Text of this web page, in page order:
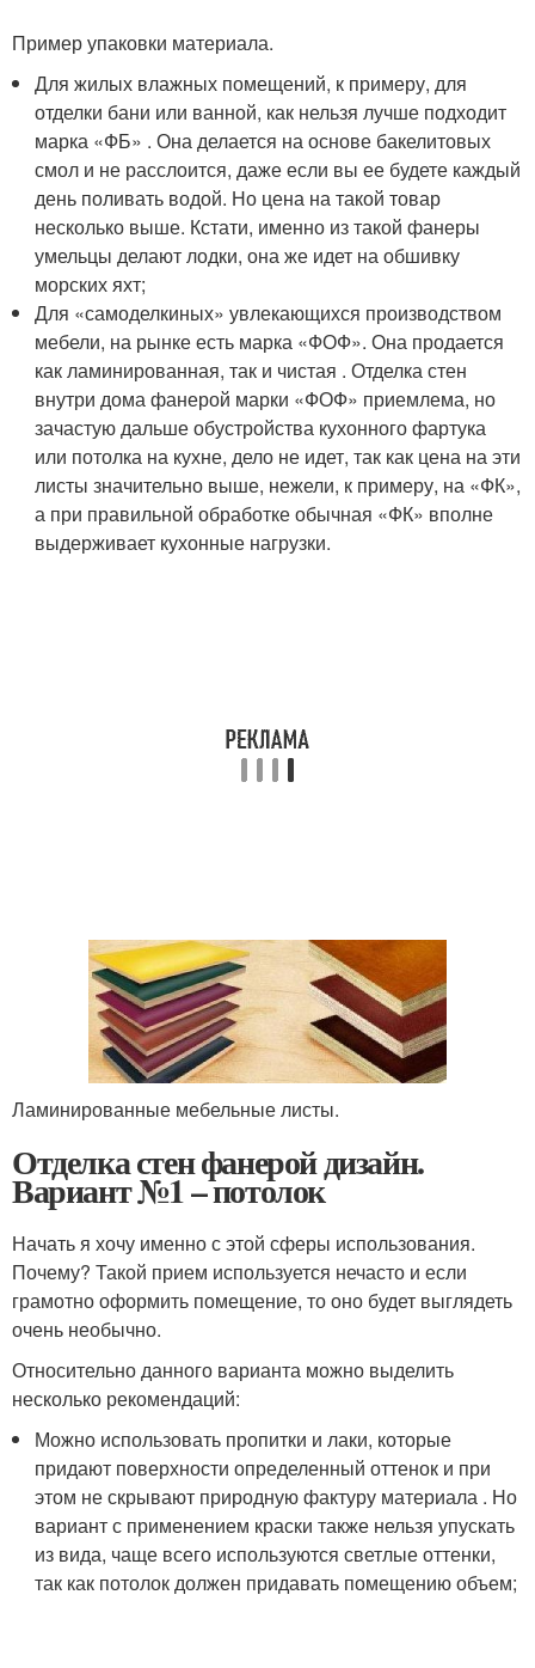
Пример упаковки материала.
Для жилых влажных помещений, к примеру, для
отделки бани или ванной, как нельзя лучше подходит
марка «ФБ» . Она делается на основе бакелитовых
смол и не расслоится, даже если вы ее будете каждый
день поливать водой. Но цена на такой товар
несколько выше. Кстати, именно из такой фанеры
умельцы делают лодки, она же идет на обшивку
морских яхт;
Для «самоделкиных» увлекающихся производством
мебели, на рынке есть марка «ФОФ». Она продается
как ламинированная, так и чистая . Отделка стен
внутри дома фанерой марки «ФОФ» приемлема, но
зачастую дальше обустройства кухонного фартука
или потолка на кухне, дело не идет, так как цена на эти
листы значительно выше, нежели, к примеру, на «ФК»,
а при правильной обработке обычная «ФК» вполне
выдерживает кухонные нагрузки.
Ламинированные мебельные листы.
Отделка стен фанерой дизайн.
Вариант №1 – потолок
Начать я хочу именно с этой сферы использования.
Почему? Такой прием используется нечасто и если
грамотно оформить помещение, то оно будет выглядеть
очень необычно.
Относительно данного варианта можно выделить
несколько рекомендаций:
Можно использовать пропитки и лаки, которые
придают поверхности определенный оттенок и при
этом не скрывают природную фактуру материала . Но
вариант с применением краски также нельзя упускать
из вида, чаще всего используются светлые оттенки,
так как потолок должен придавать помещению объем;